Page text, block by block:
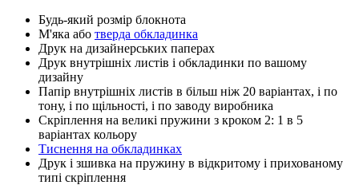
Будь-який розмір блокнота
М'яка або тверда обкладинка
Друк на дизайнерських паперах
Друк внутрішніх листів і обкладинки по вашому
дизайну
Папір внутрішніх листів в більш ніж 20 варіантах, і по
тону, і по щільності, і по заводу виробника
Скріплення на великі пружини з кроком 2: 1 в 5
варіантах кольору
Тиснення на обкладинках
Друк і зшивка на пружину в відкритому і прихованому
типі скріплення